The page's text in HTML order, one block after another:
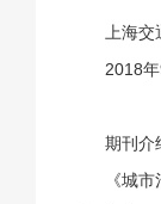
上海
2018
期刊介
《城